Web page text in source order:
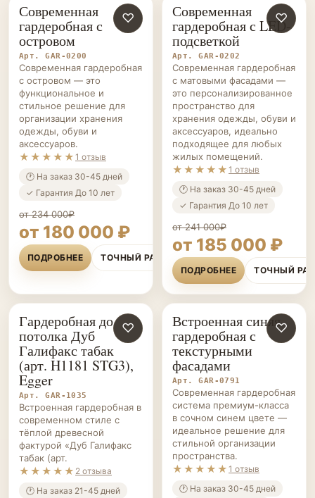
ГАРДЕРОБНЫЕ НА ЗАКАЗ
♡
Современная
гардеробная с
островом
Арт. GAR-0200
Современная гардеробная
с островом — это
функциональное и
стильное решение для
организации хранения
одежды, обуви и
аксессуаров.
★★★★★ 1 отзыв
🕐 На заказ 30-45 дней
✓ Гарантия До 10 лет
от 234 000₽
от 180 000 ₽
ПОДРОБНЕЕ ТОЧНЫЙ РАСЧЁТ
ГАРДЕРОБНЫЕ НА ЗАКАЗ
♡
Современная
гардеробная с LED-
подсветкой
Арт. GAR-0202
Современная гардеробная
с матовыми фасадами —
это персонализированное
пространство для
хранения одежды, обуви и
аксессуаров, идеально
подходящее для любых
жилых помещений.
★★★★★ 1 отзыв
🕐 На заказ 30-45 дней
✓ Гарантия До 10 лет
от 241 000₽
от 185 000 ₽
ПОДРОБНЕЕ ТОЧНЫЙ
ГАРДЕРОБНЫЕ НА ЗАКАЗ
♡
Гардеробная до
потолка Дуб
Галифакс табак
(арт. H1181 STG3),
Egger
Арт. GAR-1035
Встроенная гардеробная в
современном стиле с
тёплой древесной
фактурой «Дуб Галифакс
табак (арт.
★★★★★ 2 отзыва
🕐 На заказ 21-45 дней
ГАРДЕРОБНЫЕ НА ЗАКАЗ
♡
Встроенная синяя
гардеробная с
текстурными
фасадами
Арт. GAR-0791
Современная гардеробная
система премиум-класса
в сочном синем цвете —
идеальное решение для
стильной организации
пространства.
★★★★★ 1 отзыв
🕐 На заказ 30-45 дней